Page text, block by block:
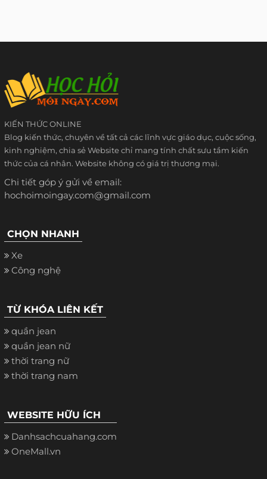
KIẾN THỨC ONLINE
Blog kiến thức, chuyên về tất cả các lĩnh vực giáo dục, cuộc sống,
kinh nghiệm, chia sẻ Website chỉ mang tính chất sưu tầm kiến
thức của cá nhân. Website không có giá trị thương mại.
Chi tiết góp ý gửi về email:
hochoimoingay.com@gmail.com
CHỌN NHANH
Xe
Công nghệ
TỪ KHÓA LIÊN KẾT
quần jean
quần jean nữ
thời trang nữ
thời trang nam
WEBSITE HỮU ÍCH
Danhsachcuahang.com
OneMall.vn